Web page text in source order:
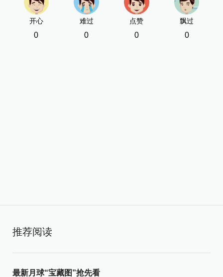
开心
0
难过
0
点赞
0
飘过
0
推荐阅读
最新月球“宝藏图”抢先看